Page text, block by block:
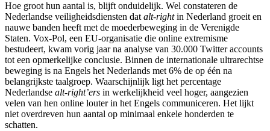
Hoe groot hun aantal is, blijft onduidelijk. Wel constateren de
Nederlandse veiligheidsdiensten datalt-rightin Nederland groeit en
nauwe banden heeft met de moederbeweging in de Verenigde
Staten. Vox-Pol, een EU-organisatie die online extremisme
bestudeert, kwam vorig jaar na analyse van 30.000 Twitter accounts
tot een opmerkelijke conclusie. Binnen de internationale ultrarechtse
beweging is na Engels het Nederlands met 6% de op één na
belangrijkste taalgroep. Waarschijnlijk ligt het percentage
Nederlandse alt-right’ers in werkelijkheid veel hoger, aangezien
velen van hen online louter in het Engels communiceren. Het lijkt
niet overdreven hun aantal op minimaal enkele honderden te
schatten.